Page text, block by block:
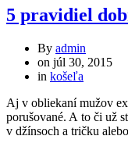
5 pravidiel
By admin
on júl 30, 2015
in košeľa
Aj v obliekaní mužov
porušované. A to či už
v džínsoch a tričku